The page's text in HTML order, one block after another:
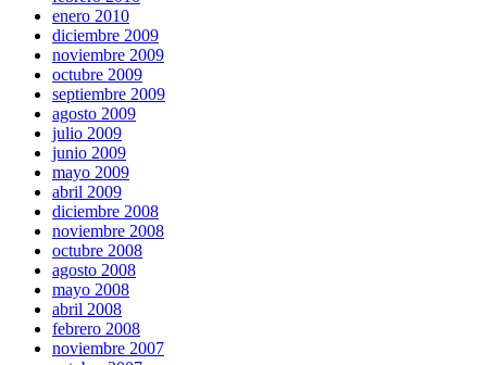
enero 2010
diciembre 2009
noviembre 2009
octubre 2009
septiembre 2009
agosto 2009
julio 2009
junio 2009
mayo 2009
abril 2009
diciembre 2008
noviembre 2008
octubre 2008
agosto 2008
mayo 2008
abril 2008
febrero 2008
noviembre 2007